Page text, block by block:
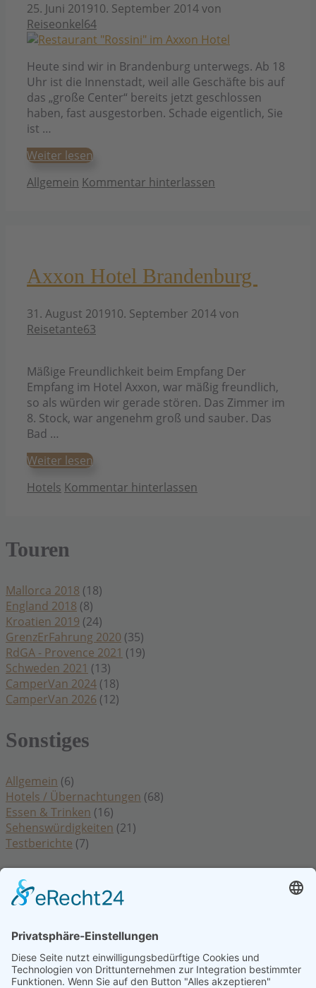
25. Juni 201910. September 2014von
Reiseonkel64
Heute sind wir in Brandenburg unterwegs. Ab 18
Uhr ist die Innenstadt, weil alle Geschäfte bis auf
das „große Center“ bereits jetzt geschlossen
haben, fast ausgestorben. Schade eigentlich, Sie
ist …
Weiter lesen
Kategorien
Allgemein Kommentar hinterlassen
Axxon Hotel Brandenburg
31. August 201910. September 2014von
Reisetante63
Mäßige Freundlichkeit beim Empfang Der
Empfang im Hotel Axxon, war mäßig freundlich,
so als würden wir gerade stören. Das Zimmer im
8. Stock, war angenehm groß und sauber. Das
Bad …
Weiter lesen
Kategorien
Hotels Kommentar hinterlassen
Touren
Mallorca 2018 (18)
England 2018 (8)
Kroatien 2019 (24)
GrenzErFahrung 2020 (35)
RdGA - Provence 2021 (19)
Schweden 2021 (13)
CamperVan 2024 (18)
CamperVan 2026 (12)
Sonstiges
Allgemein (6)
Hotels / Übernachtungen (68)
Essen & Trinken (16)
Sehenswürdigkeiten (21)
Testberichte (7)
Rechtliches
Impressum
Kontakt
Cookie Einstellungen